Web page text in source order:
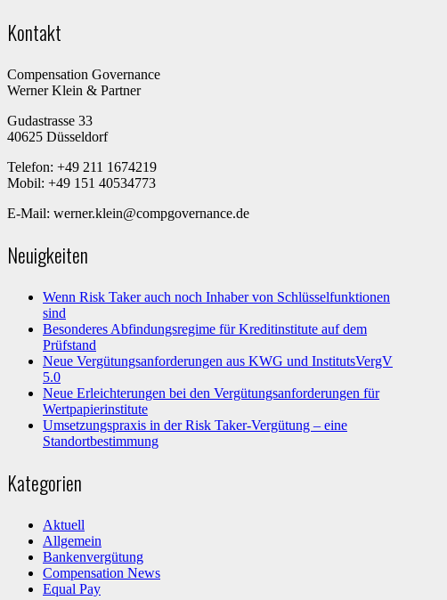
Kontakt
Compensation Governance
Werner Klein & Partner
Gudastrasse 33
40625 Düsseldorf
Telefon: +49 211 1674219
Mobil: +49 151 40534773
E-Mail: werner.klein@compgovernance.de
Neuigkeiten
Wenn Risk Taker auch noch Inhaber von Schlüsselfunktionen
sind
Besonderes Abfindungsregime für Kreditinstitute auf dem
Prüfstand
Neue Vergütungsanforderungen aus KWG und InstitutsVergV
5.0
Neue Erleichterungen bei den Vergütungsanforderungen für
Wertpapierinstitute
Umsetzungspraxis in der Risk Taker-Vergütung – eine
Standortbestimmung
Kategorien
Aktuell
Allgemein
Bankenvergütung
Compensation News
Equal Pay